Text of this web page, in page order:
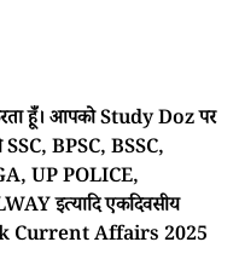
हूँ। आपको Study Doz पर
SSC, BPSC, BSSC,
UP POLICE,
इत्यादि एकदिवसीय
Current Affairs 2025